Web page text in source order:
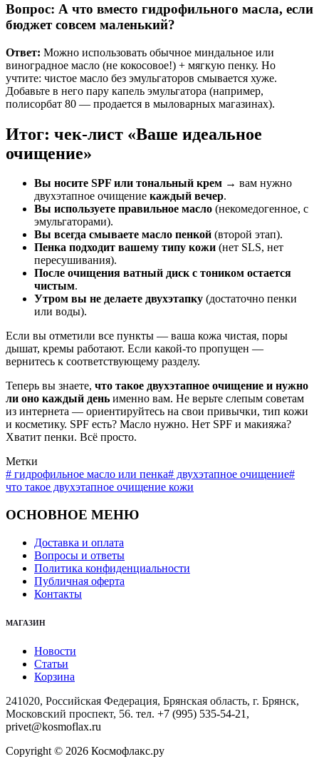
Вопрос: А что вместо гидрофильного масла, если
бюджет совсем маленький?
Ответ: Можно использовать обычное миндальное или
виноградное масло (не кокосовое!) + мягкую пенку. Но
учтите: чистое масло без эмульгаторов смывается хуже.
Добавьте в него пару капель эмульгатора (например,
полисорбат 80 — продается в мыловарных магазинах).
Итог: чек-лист «Ваше идеальное
очищение»
Вы носите SPF или тональный крем → вам нужно
двухэтапное очищение каждый вечер.
Вы используете правильное масло (некомедогенное, с
эмульгаторами).
Вы всегда смываете масло пенкой (второй этап).
Пенка подходит вашему типу кожи (нет SLS, нет
пересушивания).
После очищения ватный диск с тоником остается
чистым.
Утром вы не делаете двухэтапку (достаточно пенки
или воды).
Если вы отметили все пункты — ваша кожа чистая, поры
дышат, кремы работают. Если какой-то пропущен —
вернитесь к соответствующему разделу.
Теперь вы знаете, что такое двухэтапное очищение и нужно
ли оно каждый день именно вам. Не верьте слепым советам
из интернета — ориентируйтесь на свои привычки, тип кожи
и косметику. SPF есть? Масло нужно. Нет SPF и макияжа?
Хватит пенки. Всё просто.
Метки
# гидрофильное масло или пенка# двухэтапное очищение#
что такое двухэтапное очищение кожи
ОСНОВНОЕ МЕНЮ
Доставка и оплата
Вопросы и ответы
Политика конфиденциальности
Публичная оферта
Контакты
МАГАЗИН
Новости
Статьи
Корзина
241020, Российская Федерация, Брянская область, г. Брянск,
Московский проспект, 56. тел. +7 (995) 535-54-21,
privet@kosmoflax.ru
Copyright © 2026 Космофлакс.ру